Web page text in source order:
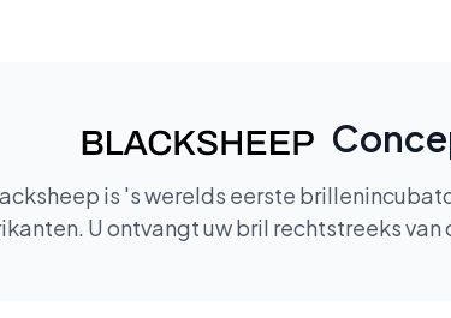
is 's werelds eerste
U ontvangt uw bril rechtstreeks